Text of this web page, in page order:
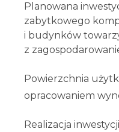
Planowana
zabytkowego
i budynków
z
Powierzchnia
opracowaniem
Realizacja